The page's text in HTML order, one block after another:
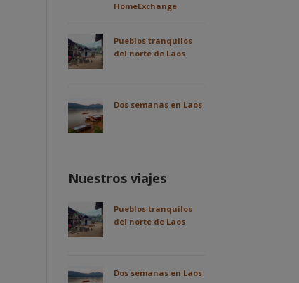
HomeExchange
Pueblos tranquilos
del norte de Laos
Dos semanas en Laos
Nuestros viajes
Pueblos tranquilos
del norte de Laos
Dos semanas en Laos